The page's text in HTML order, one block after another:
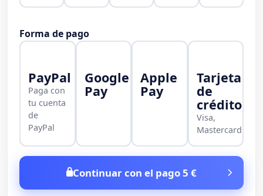
Forma de pago
PayPal
Paga con
tu cuenta
de
PayPal
Google
Pay
Apple
Pay
Tarjeta
de
crédito
Visa,
Mastercard
Continuar con el pago 5 €